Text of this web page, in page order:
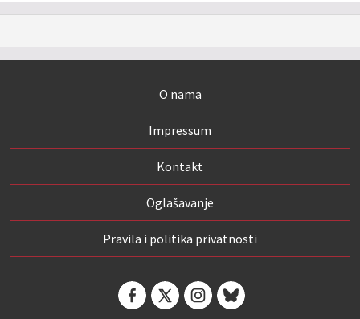
O nama
Impressum
Kontakt
Oglašavanje
Pravila i politika privatnosti